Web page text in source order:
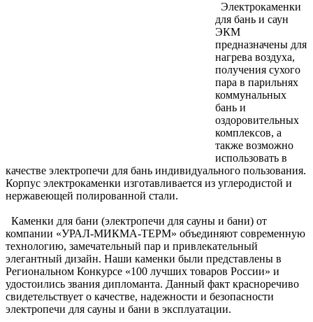
Электрокаменки
для бань и саун
ЭКМ
предназначены для
нагрева воздуха,
получения сухого
пара в парильнях
коммунальных
бань и
оздоровительных
комплексов, а
также возможно
использовать в
качестве электропечи для бань индивидуального пользования.
Корпус электрокаменки изготавливается из углеродистой и
нержавеющей полированной стали.
Каменки для бани (электропечи для сауны и бани) от
компании «УРАЛ-МИКМА-ТЕРМ» объединяют современную
технологию, замечательный пар и привлекательный
элегантный дизайн. Наши каменки были представлены в
Региональном Конкурсе «100 лучших товаров России» и
удостоились звания дипломанта. Данный факт красноречиво
свидетельствует о качестве, надежности и безопасности
электропечи для сауны и бани в эксплуатации.